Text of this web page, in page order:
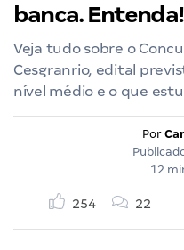
banca. Entenda!
Veja tudo sobre o
Cesgranrio, edital
nível médio e o que
Por
12
254 22